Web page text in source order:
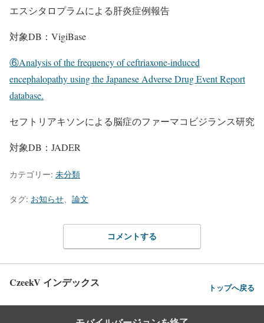
エスシタロプラムによる肝炎症例報告
対象DB：VigiBase
⑥Analysis of the frequency of ceftriaxone-induced
encephalopathy using the Japanese Adverse Drug Event Report
database.
セフトリアキソンによる脳症のファーマコビジランス研究
対象DB：JADER
カテゴリー: 未分類
タグ: お知らせ 論文
コメントする
CzeekV インデックス トップへ戻る